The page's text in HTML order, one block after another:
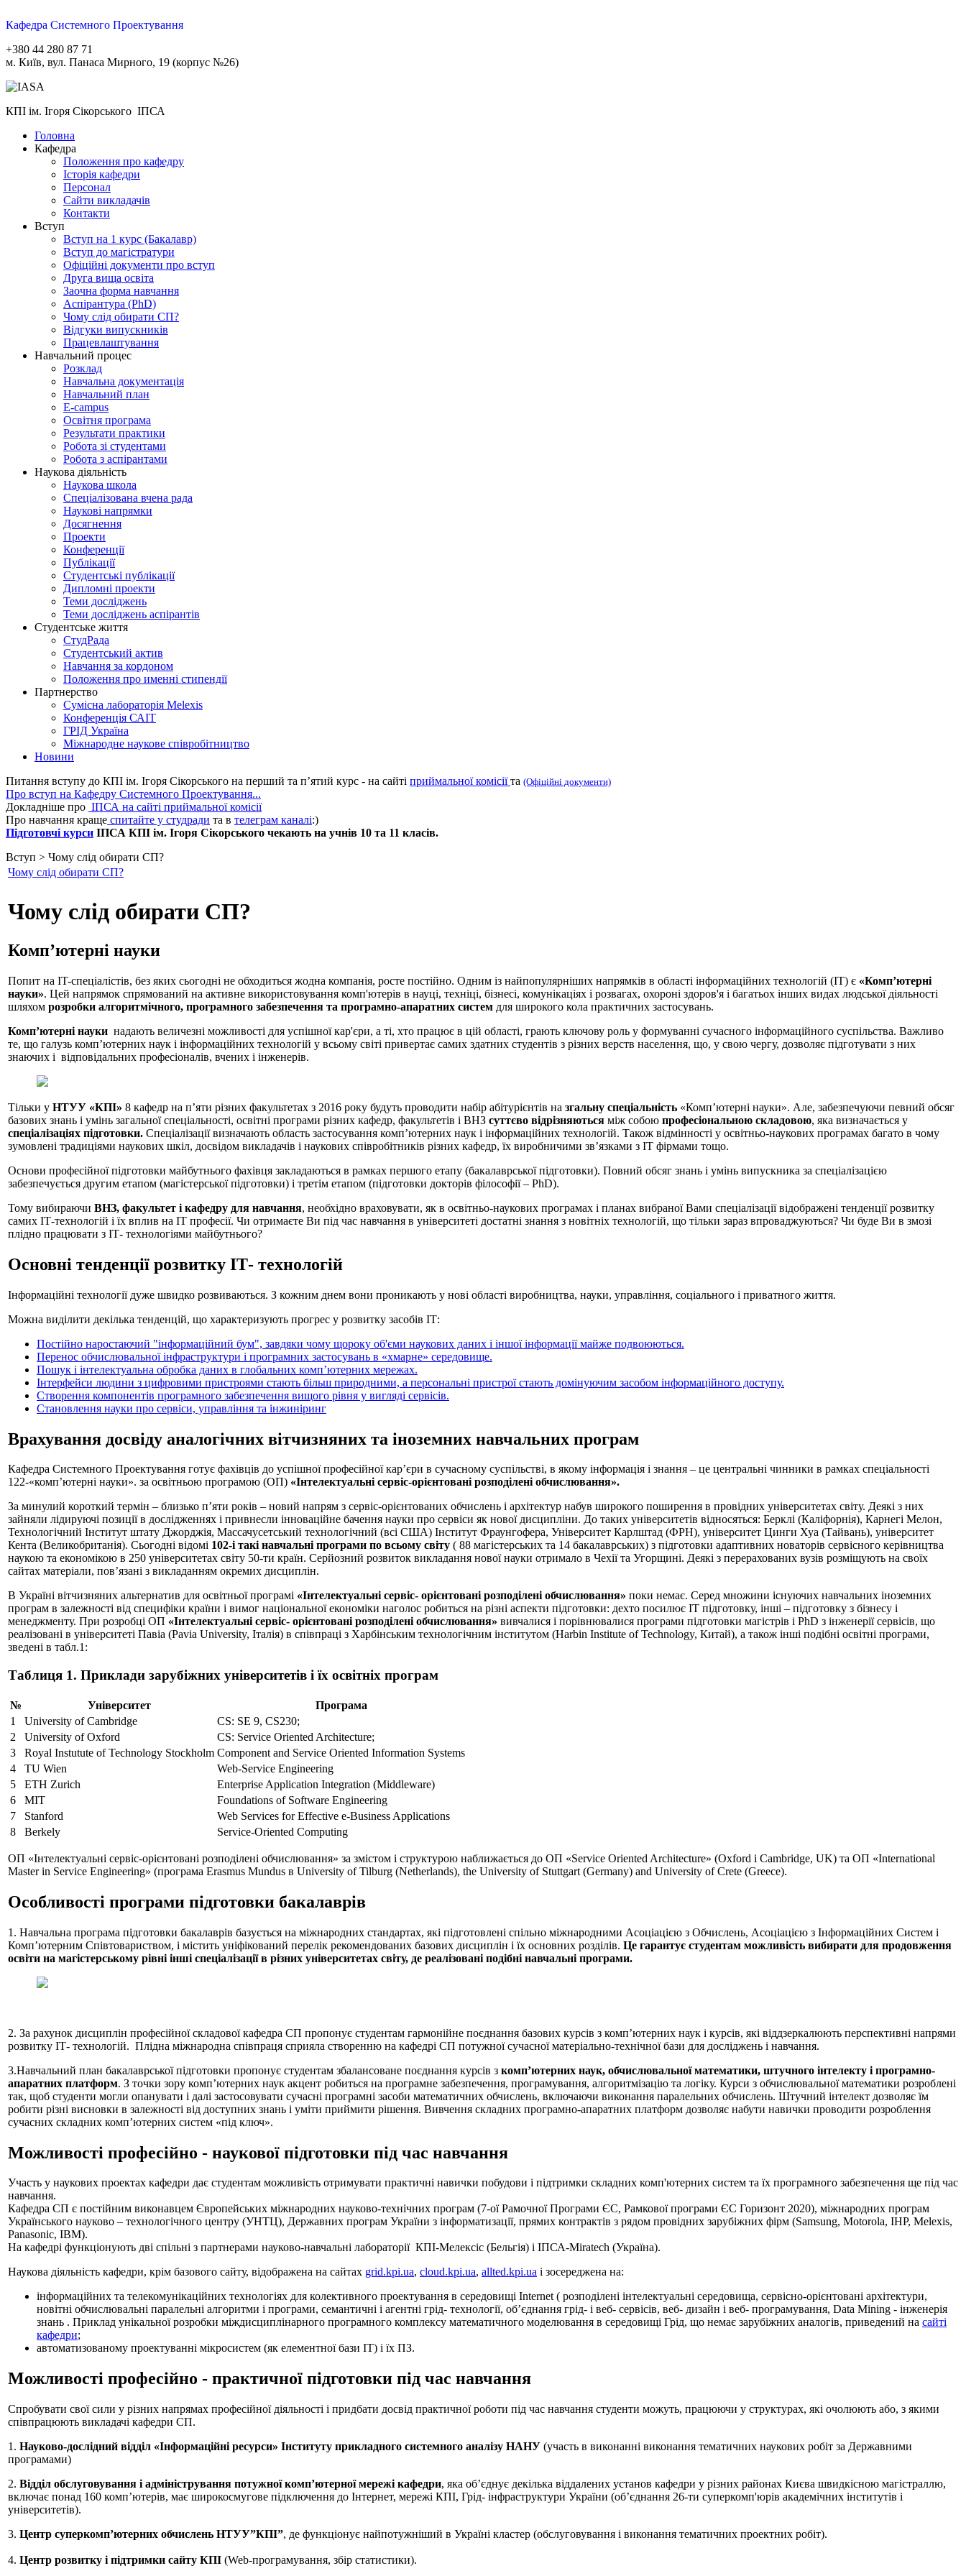
Кафедра Системного Проектування
+380 44 280 87 71
м. Київ, вул. Панаса Мирного, 19 (корпус №26)
КПІ ім. Ігоря Сікорського ІПСА
Головна
Кафедра
Положення про кафедру
Історія кафедри
Персонал
Сайти викладачів
Контакти
Вступ
Вступ на 1 курс (Бакалавр)
Вступ до магістратури
Офіційні документи про вступ
Друга вища освіта
Заочна форма навчання
Aспірантура (PhD)
Чому слід обирати СП?
Відгуки випускників
Працевлаштування
Навчальний процес
Розклад
Навчальна документація
Навчальний план
E-campus
Освітня програма
Результати практики
Робота зі студентами
Робота з аспірантами
Наукова діяльність
Наукова школа
Спеціалізована вчена рада
Наукові напрямки
Досягнення
Проекти
Конференції
Публікації
Студентські публікації
Дипломні проекти
Теми досліджень
Теми досліджень аспірантів
Студентське життя
СтудРада
Студентський актив
Навчання за кордоном
Положення про именні стипендії
Партнерство
Сумісна лабораторія Melexis
Конференція САІТ
ГРІД Україна
Міжнародне наукове співробітництво
Новини
Питання вступу до КПІ ім. Ігоря Сікорського на перший та п’ятий курс - на сайті приймальної комісіїта (Офіційні документи)
Про вступ на Кафедру Системного Проектування...
Докладніше про ІПСА на сайті приймальної комісії
Про навчання краще спитайте у студради та в телеграм каналі:)
Підготовчі курси ІПСА КПІ ім. Ігоря Сікорського чекають на учнів 10 та 11 класів.
Вступ > Чому слід обирати СП?
Чому слід обирати СП?
Чому слід обирати СП?
Комп’ютерні науки
Попит на IT-спеціалістів, без яких сьогодні не обходиться жодна компанія, росте постійно. Одним із найпопулярніших напрямків в області інформаційних технологій (ІТ) є «Комп’ютерні
науки». Цей напрямок спрямований на активне використовування комп'ютерів в науці, техніці, бізнесі, комунікаціях і розвагах, охороні здоров'я і багатьох інших видах людської діяльності
шляхом розробки алгоритмічного, програмного забезпечення та програмно-апаратних систем для широкого кола практичних застосувань.
Комп’ютерні науки надають величезні можливості для успішної кар'єри, а ті, хто працює в цій області, грають ключову роль у формуванні сучасного інформаційного суспільства. Важливо
те, що галузь комп’ютерних наук і інформаційних технологій у всьому світі привертає самих здатних студентів з різних верств населення, що, у свою чергу, дозволяє підготувати з них
знаючих і відповідальних професіоналів, вчених і інженерів.
Тільки у НТУУ «КПІ» 8 кафедр на п’яти різних факультетах з 2016 року будуть проводити набір абітурієнтів на згальну спеціальність «Комп’ютерні науки». Але, забезпечуючи певний обсяг
базових знань і умінь загальної спеціальності, освітні програми різних кафедр, факультетів і ВНЗ суттєво відрізняються між собою професіональною складовою, яка визначається у
спеціалізаціях підготовки. Спеціалізації визначають область застосування комп’ютерних наук і інформаційних технологій. Також відмінності у освітньо-наукових програмах багато в чому
зумовлені традиціями наукових шкіл, досвідом викладачів і наукових співробітників різних кафедр, їх виробничими зв’язками з ІТ фірмами тощо.
Основи професійної підготовки майбутнього фахівця закладаються в рамках першого етапу (бакалаврської підготовки). Повний обсяг знань і умінь випускника за спеціалізацією
забезпечується другим етапом (магістерської підготовки) і третім етапом (підготовки докторів філософії – PhD).
Тому вибираючи ВНЗ, факультет і кафедру для навчання, необхідно враховувати, як в освітньо-наукових програмах і планах вибраної Вами спеціалізації відображені тенденції розвитку
самих ІТ-технологій і їх вплив на ІТ професії. Чи отримаєте Ви під час навчання в університеті достатні знання з новітніх технологій, що тільки зараз впроваджуються? Чи буде Ви в змозі
плідно працювати з ІТ- технологіями майбутнього?
Основні тенденції розвитку ІТ- технологій
Інформаційні технології дуже швидко розвиваються. З кожним днем вони проникають у нові області виробництва, науки, управління, соціального і приватного життя.
Можна виділити декілька тенденцій, що характеризують прогрес у розвитку засобів ІТ:
Постійно наростаючий "інформаційний бум", завдяки чому щороку об'єми наукових даних і іншої інформації майже подвоюються.
Перенос обчислювальної інфраструктури і програмних застосувань в «хмарне» середовище.
Пошук і інтелектуальна обробка даних в глобальних комп’ютерних мережах.
Інтерфейси людини з цифровими пристроями стають більш природними, а персональні пристрої стають домінуючим засобом інформаційного доступу.
Створення компонентів програмного забезпечення вищого рівня у вигляді сервісів.
Становлення науки про сервіси, управління та інжиніринг
Врахування досвіду аналогічних вітчизняних та іноземних навчальних програм
Кафедра Системного Проектування готує фахівців до успішної професійної кар’єри в сучасному суспільстві, в якому інформація і знання – це центральні чинники в рамках спеціальності
122-«комп’ютерні науки». за освітньою програмою (ОП) «Iнтелектуальнi сервiс-орiєнтованi розподiленi обчислювання».
За минулий короткий термін – близько п’яти років – новий напрям з сервіс-орієнтованих обчислень і архітектур набув широкого поширення в провідних університетах світу. Деякі з них
зайняли лідируючі позиції в дослідженнях і привнесли інноваційне бачення науки про сервіси як нової дисципліни. До таких університетів відносяться: Берклі (Каліфорнія), Карнегі Мелон,
Технологічний Інститут штату Джорджія, Массачусетський технологічний (всі США) Інститут Фраунгофера, Університет Карлштад (ФРН), університет Цинги Хуа (Тайвань), університет
Кента (Великобританія). Сьогодні відомі 102-і такі навчальні програми по всьому світу ( 88 магістерських та 14 бакалаврських) з підготовки адаптивних новаторів сервісного керівництва
наукою та економікою в 250 університетах світу 50-ти країн. Серйозний розвиток викладання нової науки отримало в Чехії та Угорщині. Деякі з перерахованих вузів розміщують на своїх
сайтах матеріали, пов’язані з викладанням окремих дисциплін.
В Україні вітчизняних альтернатив для освітньої програмі «Iнтелектуальнi сервiс- орiєнтованi розподiленi обчислювання» поки немає. Серед множини існуючих навчальних іноземних
програм в залежності від специфіки країни і вимог національної економіки наголос робиться на різні аспекти підготовки: дехто посилює ІТ підготовку, інші – підготовку з бізнесу і
менеджменту. При розробці ОП «Iнтелектуальнi сервiс- орiєнтованi розподiленi обчислювання» вивчалися і порівнювалися програми підготовки магістрів і PhD з інженерії сервісів, що
реалізовані в університеті Павіа (Pavia University, Італія) в співпраці з Харбінським технологічним інститутом (Harbin Institute of Technology, Китай), а також інші подібні освітні програми,
зведені в табл.1:
Таблиця 1. Приклади зарубіжних університетів і їх освітніх програм
№ Університет
Програма
1
University of Cambridge
CS: SE 9, CS230;
2
University of Oxford
CS: Service Oriented Architecture;
3
Royal Instutute of Technology Stockholm Component and Service Oriented Information Systems
4
TU Wien
Web-Service Engineering
5
ETH Zurich
Enterprise Application Integration (Middleware)
6
MIT
Foundations of Software Engineering
7
Stanford
Web Services for Effective e-Business Applications
8
Berkely Service-Oriented Computing
ОП «Iнтелектуальнi сервiс-орiєнтованi розподiленi обчислювання» за змістом і структурою наближається до ОП «Service Oriented Architecture» (Oxford і Cambridge, UK) та ОП «International
Master in Service Engineering» (програма Erasmus Mundus в University of Tilburg (Netherlands), the University of Stuttgart (Germany) and University of Crete (Greece).
Особливості програми підготовки бакалаврів
1. Навчальна програма підготовки бакалаврів базується на міжнародних стандартах, які підготовлені спільно міжнародними Асоціацією з Обчислень, Асоціацією з Інформаційних Систем і
Комп’ютерним Співтовариством, і містить уніфікований перелік рекомендованих базових дисциплін і їх основних розділів. Це гарантує студентам можливість вибирати для продовження
освіти на магістерському рівні інші спеціалізації в різних університетах світу, де реалізовані подібні навчальні програми.
2. За рахунок дисциплін професійної складової кафедра СП пропонує студентам гармонійне поєднання базових курсів з комп’ютерних наук і курсів, які віддзеркалюють перспективні напрями
розвитку ІТ- технологій. Плідна міжнародна співпраця сприяла створенню на кафедрі СП потужної сучасної матеріально-технічної бази для досліджень і навчання.
3.Навчальний план бакалаврської підготовки пропонує студентам збалансоване поєднання курсів з комп’ютерних наук, обчислювальної математики, штучного інтелекту і програмно-
апаратних платформ. З точки зору комп’ютерних наук акцент робиться на програмне забезпечення, програмування, алгоритмізацію та логіку. Курси з обчислювальної математики розроблені
так, щоб студенти могли опанувати і далі застосовувати сучасні програмні засоби математичних обчислень, включаючи виконання паралельних обчислень. Штучний інтелект дозволяє їм
робити різні висновки в залежності від доступних знань і уміти приймити рішення. Вивчення складних програмно-апаратних платформ дозволяє набути навички проводити розроблення
сучасних складних комп’ютерних систем «під ключ».
Можливості професійно - наукової підготовки під час навчання
Участь у наукових проектах кафедри дає студентам можливість отримувати практичні навички побудови і підтримки складних комп'ютерних систем та їх програмного забезпечення ще під час
навчання.
Кафедра СП є постійним виконавцем Європейських міжнародних науково-технічних програм (7-ої Рамочної Програми ЄС, Рамкової програми ЄС Горизонт 2020), міжнародних програм
Українського науково – технологічного центру (УНТЦ), Державних програм України з інформатизації, прямих контрактів з рядом провідних зарубіжних фірм (Samsung, Motorola, IHP, Melexis,
Panasonic, IBM).
На кафедрі функціонують дві спільні з партнерами науково-навчальні лабораторії КПІ-Мелексіс (Бельгія) і ІПСА-Miratech (Україна).
Наукова діяльність кафедри, крім базового сайту, відображена на сайтах grid.kpi.ua, cloud.kpi.ua, allted.kpi.ua і зосереджена на:
інформаційних та телекомунікаційних технологіях для колективного проектування в середовищі Іnternet ( розподілені інтелектуальні середовища, сервісно-орієнтовані архітектури,
новітні обчислювальні паралельні алгоритми і програми, семантичні і агентні грід- технології, об’єднання грід- і веб- сервісів, веб- дизайн і веб- програмування, Data Mining - інженерія
знань . Приклад унікальної розробки міждисциплінарного програмного комплексу математичного моделювання в середовищі Грід, що немає зарубіжних аналогів, приведений на сайті
кафедри;
автоматизованому проектуванні мікросистем (як елементної бази ІТ) і їх ПЗ.
Можливості професійно - практичної підготовки під час навчання
Спробувати свої сили у різних напрямах професійної діяльності і придбати досвід практичної роботи під час навчання студенти можуть, працюючи у структурах, які очолюють або, з якими
співпрацюють викладачі кафедри СП.
1. Науково-дослідний відділ «Інформаційні ресурси» Інституту прикладного системного аналізу НАНУ (участь в виконанні виконання тематичних наукових робіт за Державними
програмами)
2. Відділ обслуговування і адміністрування потужної комп’ютерної мережі кафедри, яка об’єднує декілька віддалених установ кафедри у різних районах Києва швидкісною магістраллю,
включає понад 160 комп’ютерів, має широкосмугове підключення до Інтернет, мережі КПІ, Грід- інфраструктури України (об’єднання 26-ти суперкомп'юрів академічних інститутів і
університетів).
3. Центр суперкомп’ютерних обчислень НТУУ”КПІ”, де функціонує найпотужніший в Україні кластер (обслуговування і виконання тематичних проектних робіт).
4. Центр розвитку і підтримки сайту КПІ (Web-програмування, збір статистики).